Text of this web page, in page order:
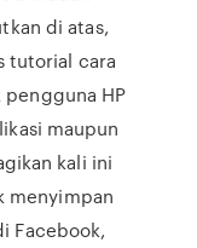
di atas,
tutorial cara
HP
maupun
kali ini
menyimpan
Facebook,